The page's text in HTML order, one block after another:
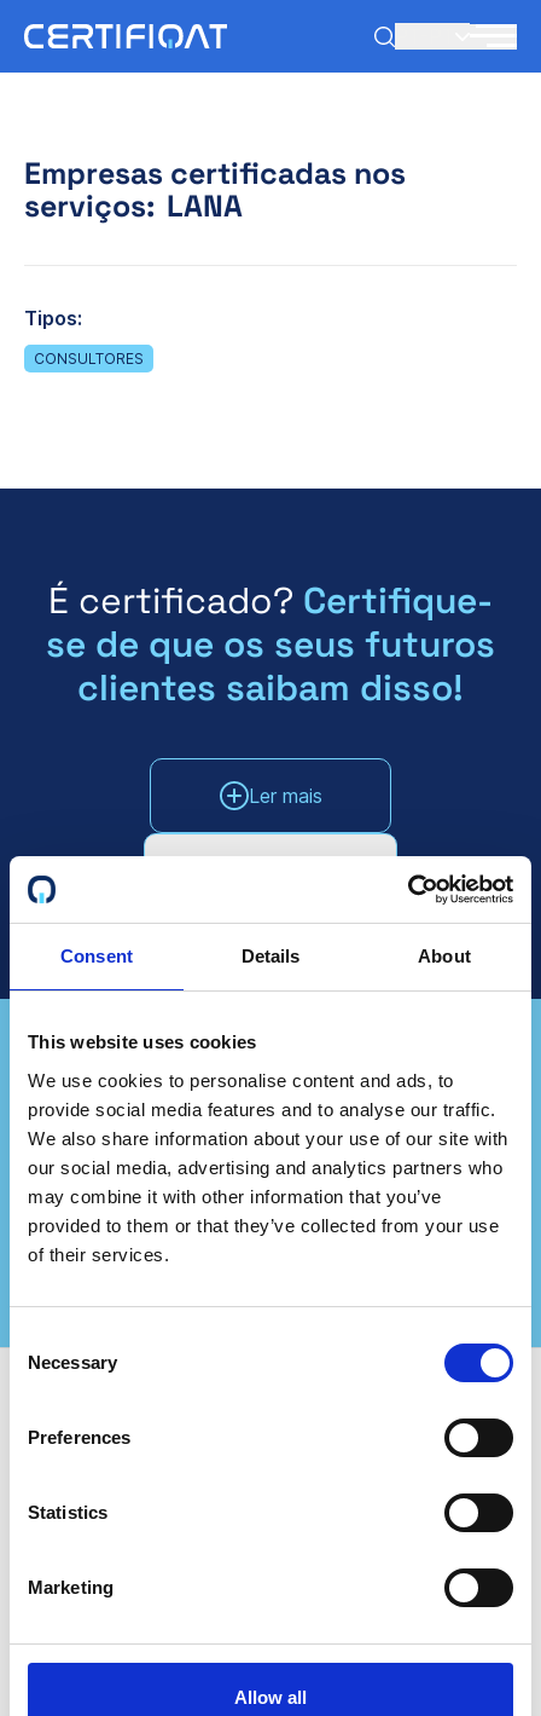
Consent Details About
This website uses cookies
We use cookies to personalise content and ads, to
provide social media features and to analyse our traffic.
We also share information about your use of our site with
our social media, advertising and analytics partners who
may combine it with other information that you’ve
provided to them or that they’ve collected from your use
of their services.
Selection
Necessary
Preferences
Statistics
Marketing
Allow all
Empresas certificadas nos
serviços: LANA
Tipos:
CONSULTORES
É certificado? Certifique-
se de que os seus futuros
clientes saibam disso!
Ler mais
Representa uma empresa
de consultoria?
Faça parceria connosco e crie ainda mais valor
para os seus clientes certificados!
Contacte-nos para mais informações
O crachá Certifiqat
Fatura/Faturação